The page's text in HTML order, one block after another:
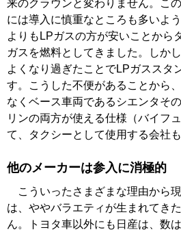
来のクラウンと変わりません。こ
には導入に慎重なところも多いよ
よりもLPガスの方が安いことから
ガスを燃料としてきました。しか
よくなり過ぎたことでLPガススタ
す。こうした不便があることから
なくベース車両であるシエンタそ
リンの両方が使える仕様（バイフ
て、タクシーとして使用する会社
他のメーカーは参入に消極的
こういったさまざまな理由から
は、ややバラエティが生まれてき
ん。トヨタ車以外にも日産は、数